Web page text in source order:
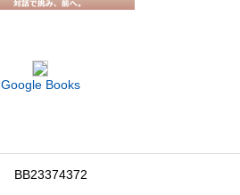
Google Books
BB23374372